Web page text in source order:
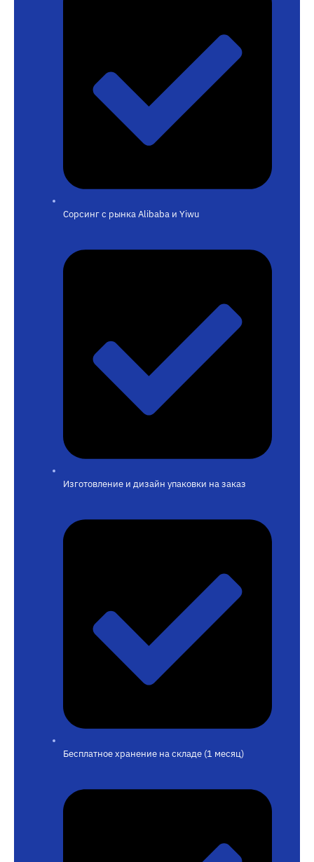
Сорсинг с рынка Alibaba и Yiwu
Изготовление и дизайн упаковки на заказ
Бесплатное хранение на складе (1 месяц)